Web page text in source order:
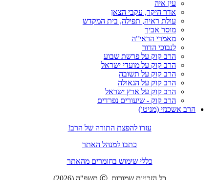
עין איה
אדר היקר, עקבי הצאן
עולת ראיה, תפילה, בית המקדש
מוסר אביך
מאמרי הראי"ה
לנבוכי הדור
הרב קוק על פרשת שבוע
הרב קוק על מועדי ישראל
הרב קוק על תשובה
הרב קוק על הגאולה
הרב קוק על ארץ ישראל
הרב קוק - שיעורים נפרדים
הרב אשכנזי (מניטו)
עזרו להפצת התורה של הרב!
כתבו למנהל האתר
כללי שימוש בחומרים מהאתר